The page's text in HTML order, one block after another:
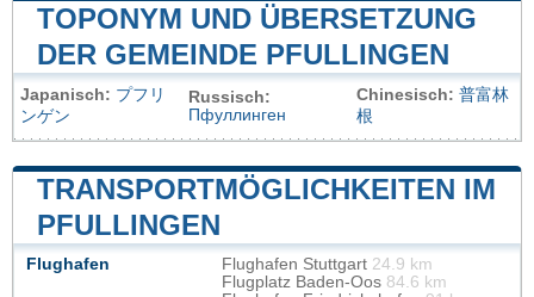
TOPONYM UND ÜBERSETZUNG
DER GEMEINDE PFULLINGEN
Japanisch: プフリ
ンゲン
Russisch:
Пфуллинген
Chinesisch: 普富林
根
TRANSPORTMÖGLICHKEITEN IM
PFULLINGEN
Flughafen Flughafen Stuttgart 24.9 km
Flugplatz Baden-Oos 84.6 km